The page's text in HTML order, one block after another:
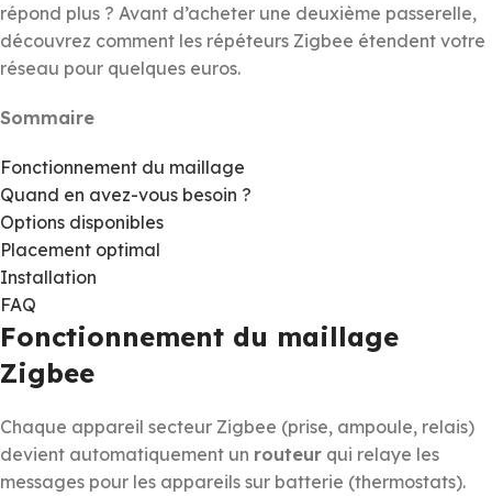
répond plus ? Avant d’acheter une deuxième passerelle,
découvrez comment les répéteurs Zigbee étendent votre
réseau pour quelques euros.
Sommaire
Fonctionnement du maillage
Quand en avez-vous besoin ?
Options disponibles
Placement optimal
Installation
FAQ
Fonctionnement du maillage
Zigbee
Chaque appareil secteur Zigbee (prise, ampoule, relais)
devient automatiquement un routeur qui relaye les
messages pour les appareils sur batterie (thermostats).